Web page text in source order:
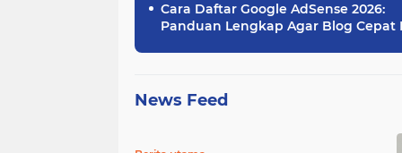
Cara Daftar Google AdSense 2026:
Panduan Lengkap Agar Blog Cepat
News Feed